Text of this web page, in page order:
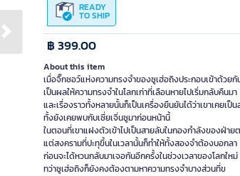
Next slide
READY
TO SHIP
฿ 399.00
About this item
เมื่อจิ๊กซอว์แห่งความทรงจำของซูเฮ่อถิงประกอบเข้าด้วยกั
เป็นผลให้ความทรงจำในโลกเก่าที่เลือนหายไปเริ่มกลับคืนมา
และเรื่องราวทั้งหลายนั้นก็เป็นเครื่องยืนยันได้ว่าเขาเคยเ
ทั้งยังเคยพบกับเซี่ยเจิ่นซูมาก่อนหน้านี้
ในตอนที่เขาแฝงตัวเข้าไปเป็นสายลับในกองกำลังของฝ่าย
แต่สงครามที่ปะทุขึ้นในเวลานั้นก็ทำให้ทั้งสองจำต้องบอกลา
ก่อนจะได้หวนกลับมาเจอกันอีกครั้งในช่วงเวลาของโลกใหม่
ทว่าซูเฮ่อถิงก็ยังคงต้องตามหาความทรงจำบางส่วนที่ข